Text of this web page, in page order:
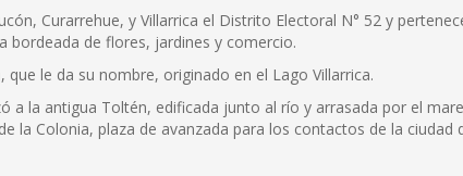
Curarrehue, y Villarrica el Distrito Electoral N° 52 y
bordeada de flores, jardines y comercio.
le da su nombre, originado en el Lago Villarrica.
a la antigua Toltén, edificada junto al río y arrasada por el
la Colonia, plaza de avanzada para los contactos de la